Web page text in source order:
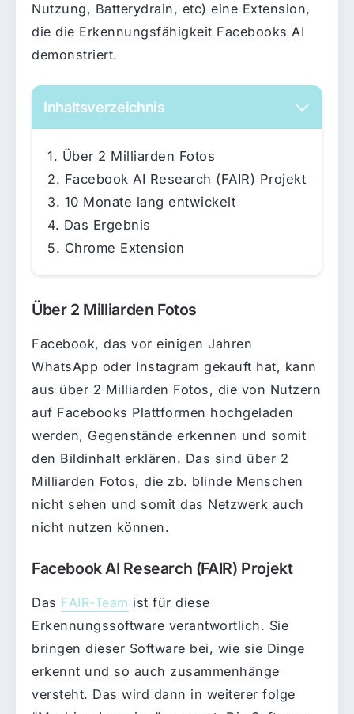
Nutzung, Batterydrain, etc) eine Extension,
die die Erkennungsfähigkeit Facebooks AI
demonstriert.
Inhaltsverzeichnis
Über 2 Milliarden Fotos
Facebook AI Research (FAIR) Projekt
10 Monate lang entwickelt
Das Ergebnis
Chrome Extension
Über 2 Milliarden Fotos
Facebook, das vor einigen Jahren
WhatsApp oder Instagram gekauft hat, kann
aus über 2 Milliarden Fotos, die von Nutzern
auf Facebooks Plattformen hochgeladen
werden, Gegenstände erkennen und somit
den Bildinhalt erklären. Das sind über 2
Milliarden Fotos, die zb. blinde Menschen
nicht sehen und somit das Netzwerk auch
nicht nutzen können.
Facebook AI Research (FAIR) Projekt
Das FAIR-Team ist für diese
Erkennungssoftware verantwortlich. Sie
bringen dieser Software bei, wie sie Dinge
erkennt und so auch zusammenhänge
versteht. Das wird dann in weiterer folge